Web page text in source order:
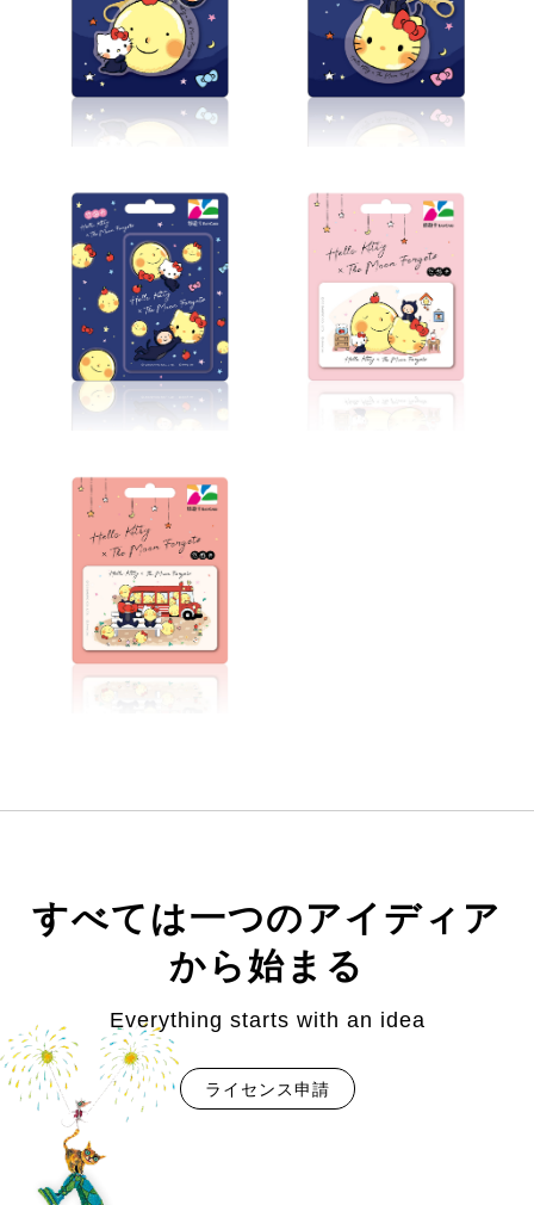
すべては一つのアイディア
から始まる
Everything starts with an idea
ライセンス申請